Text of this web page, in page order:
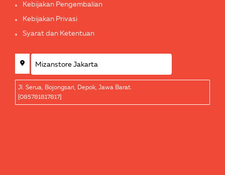
Kebijakan Pengembalian
Kebijakan Privasi
Syarat dan Ketentuan
Jl. Serua, Bojongsari, Depok, Jawa Barat.
[085781817817]